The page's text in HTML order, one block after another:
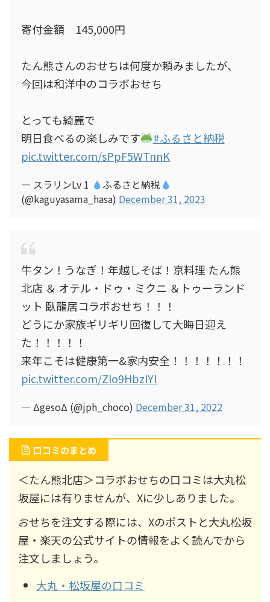
寄付金額 145,000円
たん熊さんのおせちは何度か頼みましたが、
今回は和洋中のコラボおせち
とっても綺麗で
明日食べるの楽しみです
#ふるさと納税
pic.twitter.com/sPpF5WTnnK
— スラリンLv 1
ふるさと納税
(@kaguyasama_hasa) December 31, 2023
牛タン！うなぎ！年越しそば！京料理 たん熊
北店 ＆ オテル・ドゥ・ミクニ ＆トゥーランド
ット 臥龍居コラボおせち！！！
どうにか家族ギリギリ回復して大晦日迎え
た！！！！！
来年こそは健康第一&家内安全！！！！！！！
pic.twitter.com/Zlo9HbzIYl
— ΔgesoΔ (@jph_choco) December 31, 2022
口コミのまとめ
＜たん熊北店＞コラボおせちの口コミは大丸松
坂屋には有りませんが、Xに少しありました。
おせちを注文する際には、Xのポストと大丸松坂
屋・楽天の公式サイトの情報をよく読んでから
注文しましょう。
大丸・松坂屋の口コミ